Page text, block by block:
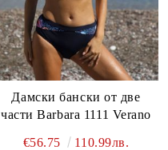
Дамски бански от две
части Barbara 1111 Verano
€56.75 110.99лв.